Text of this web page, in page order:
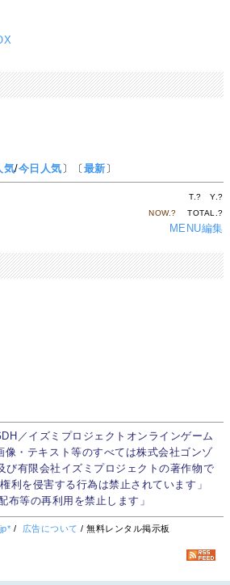
気/今日人気 〕〔 最新 〕
T.? Y.?
NOW.? TOTAL.?
MENU編集
／イズミプロジェクトオンラインゲーム
像・テキスト等のすべては株式会社ゴンゾ
び有限会社イズミプロジェクトの著作物で
利を侵害する行為は禁止されています」
布等の再利用を禁止します」
/ 広告について / 無料レンタル掲示板